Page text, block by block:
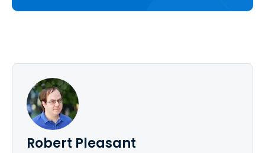
Robert Pleasant